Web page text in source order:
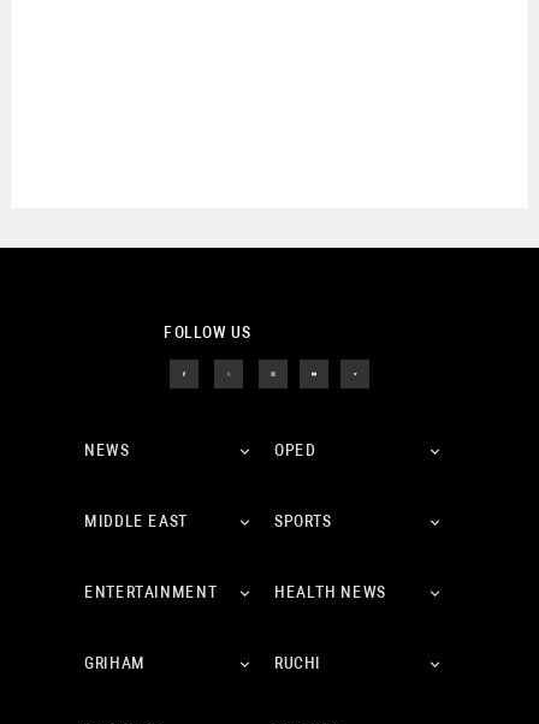
FOLLOW US
NEWS OPED
MIDDLE EAST SPORTS
ENTERTAINMENT HEALTH NEWS
GRIHAM RUCHI